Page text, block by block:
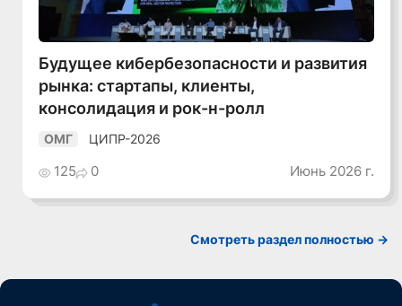
Будущее кибербезопасности и развития
рынка: стартапы, клиенты,
консолидация и рок-н-ролл
ОМГ ЦИПР-2026
125 0 Июнь 2026 г.
Смотреть раздел полностью ->